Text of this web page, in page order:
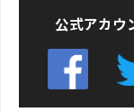
公式アカウ